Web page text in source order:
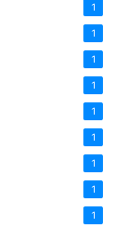
1
1
1
1
1
1
1
1
1